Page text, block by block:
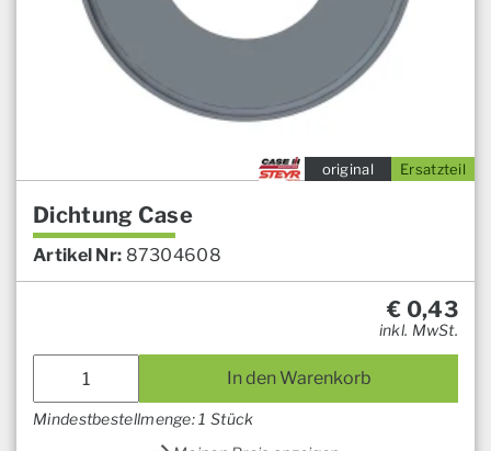
Ersatzteil
original
Dichtung Case
Artikel Nr: 87304608
€ 0,43
inkl. MwSt.
In den Warenkorb
Mindestbestellmenge: 1 Stück